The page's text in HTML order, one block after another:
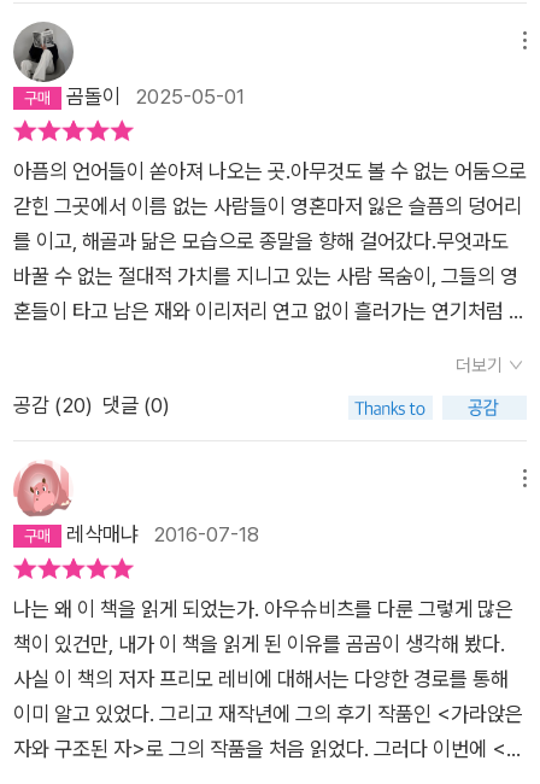
러운 감정을 전혀 느끼지 않는다고까지 말한다. 이후 십 년 뒤쯤
그가 자살로 생을 끝낸 것을 보면 그렇게 괜찮아, 앞으로가 중요
하지, 또 이런 일이 없어야 해, 하면서 자신의 고통을 강조하기 보
다 직접 겪지 않은 사람들에게 경각심을 주려고 부단히 애쓴 작가
의 저작들이 그저 묵직하다. 무겁게 가까이 꽂혀서 멍청한 소리만
자꾸 하지 말고 좀 읽어보라고, 내 이야기를 들어보라고 하는 것
같다.+밑줄 긋기-개별적으로든 집단적으로든, 많은 사람들이 다
소 의식적으로 ‘이방인은 모두 적이다’라고 생각할 수 있다. 이러
한 확신은 대개 잠복성 전염병처럼 영혼의 밑바닥에 자리잡고 있
체계의 밑바탕에 깔려있는 것은 아니다. 하지만 그러한 일이 발생
하면, 그 암묵적인 도그마가 삼단논법의 대전제가 되면, 그 논리
적 결말로 수용소가 도출된다. 수용소는 엄밀한 사유를 거쳐 논리
적 결론에 도달하게 된, 이 세상에 대한 인식의 산물이다. 이 인식
이 존재하는 한 그 결과들은 우리를 위협한다. (작가의 말 중)-이
제, 사랑했던 사람들뿐만 아니라 집, 자신의 습관, 옷, 다시 말해
라. 그는 고통과 욕구만 남은, 존엄성이나 판단력을 잃어버린 텅
빈 인간이 될 것이다. 모든 것을 잃은 사람이 자기 자신을 잃는 건
쉬운 일이니까. 그리하여 그의 삶과 죽음은 인간적인 친밀감 따위
에 전혀 영향받지 않고 아주 가볍게 결정될 것이다. 운이 아주 좋
을 경우 그게 더 낫다는 순수한 유용성 판단 정도를 따를 수는 있
로 시작하는 이 책의 저자 프리모 레비는 운 좋게도 1945년 극적
으로 살아남아 다시 토리노로 돌아오긴 했지만 '죽음의 수용소'에
서의 10개월간의 체험은 그의 인생을 바꿔놓는다. 우리 이탈리
속했다. 하지만 곧 그만두어야 했다. 숫자를 세는 게 너무 슬펐기
때문이다. 우리의 수는 매번 줄어들었고 매번 몰골이 더 사납고
더 비참해졌다. 모임에 나가려고 몇 발짝 떼어놓는 것도 힘이 들
었다. 게다가 다시 만나게 되면 필연적으로 기억을 떠올리고 생각
을 하게 되었는데, 그렇게 하지 않는 편이 더 나았다. (p.51) 읽가
다 눈물이 나올 뻔한 대목이다. 내가 어딘가로 끌려가 강제 수용
되었는데, 여러 인종이 섞여있는 그 낯선 곳에서 한국인들을 만나
찍하고 가슴이 아팠다. 이 책은 한 개인의 체험기이면서도 인간
이 어떤 존재인지, 보다 근본적인 질문과 생각을 하게 하는 작품
이다. 작가는 수용소는 사고가 아니었다고, '유럽에서 파시즘이
강세를 떨치고 가장 기괴한 모습을 보일 때 가장 번성'했다고 말
한다. '세계 어느 곳에서든지, 인간의 기본적인 자유와 평등을 부
정하는 것을 용납하기 시작하면, 결국은 수용소 체제를 향해 가게
된다'는 것. 프리모 레비는 이 무서운 진실을 우리에게 알리고 있
다.
곰돌이 2025-05-01
아픔의 언어들이 쏟아져 나오는 곳.아무것도 볼 수 없는 어둠으로
갇힌 그곳에서 이름 없는 사람들이 영혼마저 잃은 슬픔의 덩어리
를 이고, 해골과 닮은 모습으로 종말을 향해 걸어갔다.무엇과도
바꿀 수 없는 절대적 가치를 지니고 있는 사람 목숨이, 그들의 영
혼들이 타고 남은 재와 이리저리 연고 없이 흘러가는 연기처럼 아
엇을 용서받아야 한단 말인가? 모두 자신에게 가장 어울리는 방
법을 찾아 삶과 작별했다.이 책의 저자 프리모 레비는 유대계 이
가 24살(1943년)에 체포되어 아우슈비츠로 이송되었다.(P. 16
3) “1941년 토리노에서 최우등으로 대학을 졸업했습니다.”자유
로운 시절 속, 열정과 함께 모든 에너지를 쏟아부으며 이루었던,
를 강요당했을 때의 절망을 어떻게 말로 표현할 수 있을까.억지로
잊으려고 했던 그 시절의 모습이 서서히 배고픔에 밀려 윤곽조차
희미해져 나의 과거가 아닌 것 같은 마음마저 들 수밖에 없는 현
실 앞에, 저자가 느꼈을 비참함이 참으로 고통스럽다.(P. 179) 우
리에게 한 시간, 하루, 한 달은, 즉 우리가 가능한 빨리 제거하고
더보기
공감 (20) 댓글 (0)
레삭매냐 2016-07-18
나는 왜 이 책을 읽게 되었는가. 아우슈비츠를 다룬 그렇게 많은
책이 있건만, 내가 이 책을 읽게 된 이유를 곰곰이 생각해 봤다.
사실 이 책의 저자 프리모 레비에 대해서는 다양한 경로를 통해
이미 알고 있었다. 그리고 재작년에 그의 후기 작품인 <가라앉은
자와 구조된 자>로 그의 작품을 처음 읽었다. 그러다 이번에 <고